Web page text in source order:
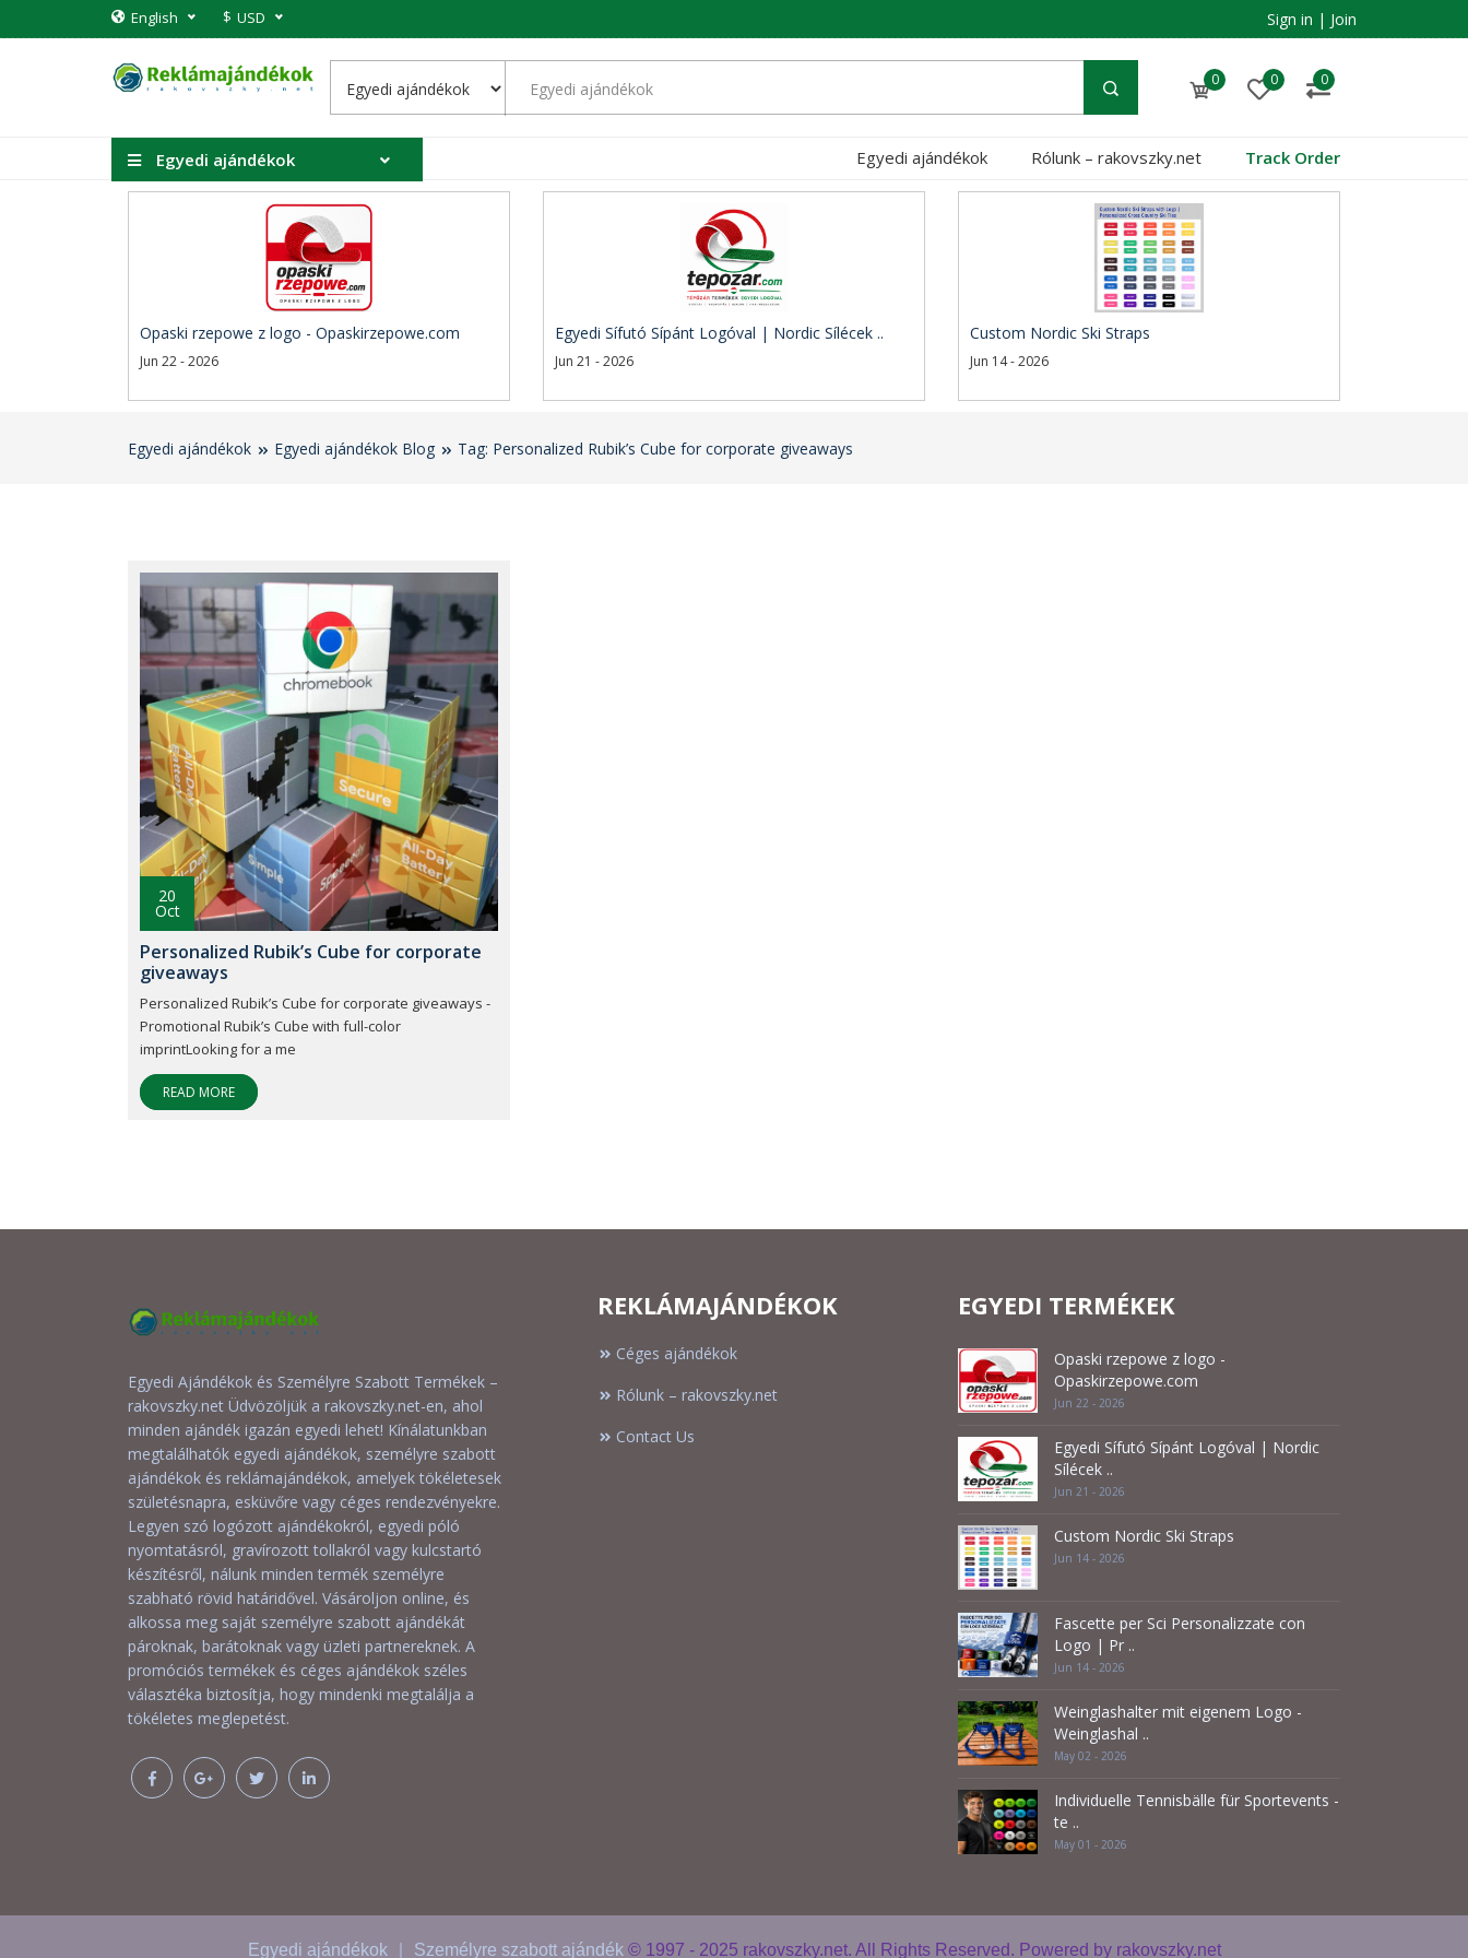
English $ USD Sign in | Join
0 0 0
Egyedi ajándékok Egyedi ajándékok Rólunk – rakovszky.net Track Order
Opaski rzepowe z logo - Opaskirzepowe.com
Jun 22 - 2026
Egyedi Sífutó Sípánt Logóval | Nordic Sílécek ..
Jun 21 - 2026
Custom Nordic Ski Straps
Jun 14 - 2026
Egyedi ajándékok Egyedi ajándékok Blog Tag: Personalized Rubik’s Cube for corporate giveaways
20
Oct
Personalized Rubik’s Cube for corporate
giveaways
Personalized Rubik’s Cube for corporate giveaways -
Promotional Rubik’s Cube with full-color
imprintLooking for a me
READ MORE
Egyedi Ajándékok és Személyre Szabott Termékek –
rakovszky.net Üdvözöljük a rakovszky.net-en, ahol
minden ajándék igazán egyedi lehet! Kínálatunkban
megtalálhatók egyedi ajándékok, személyre szabott
ajándékok és reklámajándékok, amelyek tökéletesek
születésnapra, esküvőre vagy céges rendezvényekre.
Legyen szó logózott ajándékokról, egyedi póló
nyomtatásról, gravírozott tollakról vagy kulcstartó
készítésről, nálunk minden termék személyre
szabható rövid határidővel. Vásároljon online, és
alkossa meg saját személyre szabott ajándékát
pároknak, barátoknak vagy üzleti partnereknek. A
promóciós termékek és céges ajándékok széles
választéka biztosítja, hogy mindenki megtalálja a
tökéletes meglepetést.
REKLÁMAJÁNDÉKOK
Céges ajándékok
Rólunk – rakovszky.net
Contact Us
EGYEDI TERMÉKEK
Opaski rzepowe z logo -
Opaskirzepowe.com
Jun 22 - 2026
Egyedi Sífutó Sípánt Logóval | Nordic
Sílécek ..
Jun 21 - 2026
Custom Nordic Ski Straps
Jun 14 - 2026
Fascette per Sci Personalizzate con
Logo | Pr ..
Jun 14 - 2026
Weinglashalter mit eigenem Logo -
Weinglashal ..
May 02 - 2026
Individuelle Tennisbälle für Sportevents -
te ..
May 01 - 2026
Egyedi ajándékok ｜ Személyre szabott ajándék © 1997 - 2025 rakovszky.net. All Rights Reserved. Powered by rakovszky.net